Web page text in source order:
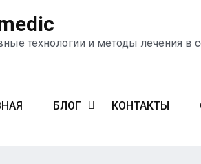
технологии и методы лечения в
БЛОГ КОНТАКТЫ